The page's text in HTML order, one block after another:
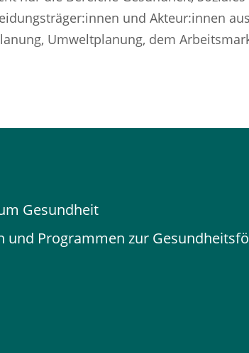
und Akteur:innen
Umweltplanung, dem
Gesundheit
und Programmen zur